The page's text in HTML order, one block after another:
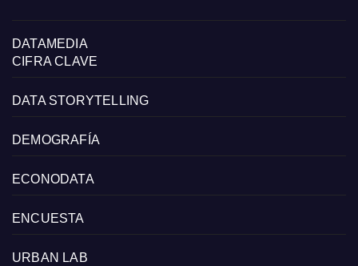
DATAMEDIA
CIFRA CLAVE
DATA STORYTELLING
DEMOGRAFÍA
ECONODATA
ENCUESTA
URBAN LAB